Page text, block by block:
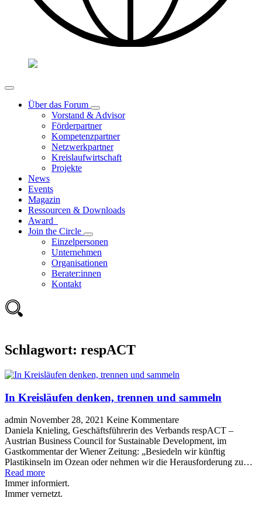
Über das Forum
Vorstand & Advisor
Förderpartner
Kompetenzpartner
Netzwerkpartner
Kreislaufwirtschaft
Projekte
News
Events
Magazin
Ressourcen & Downloads
Award
Join the Circle
Einzelpersonen
Unternehmen
Organisationen
Berater:innen
Kontakt
Schlagwort: respACT
In Kreisläufen denken, trennen und sammeln
admin November 28, 2021 Keine Kommentare
Daniela Knieling, Geschäftsführerin des Verbands respACT –
Austrian Business Council for Sustainable Development, im
Gastkommentar der Wiener Zeitung: „Besiedeln wir künftig
Plastikinseln im Ozean oder nehmen wir die Herausforderung zu…
Read more
Immer informiert.
Immer vernetzt.